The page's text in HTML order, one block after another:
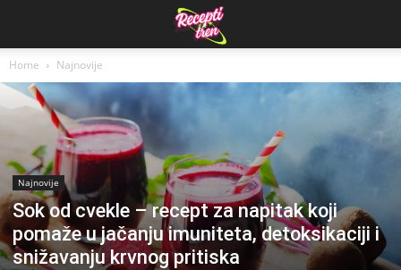
Home Najnovije
Najnovije
Sok od cvekle – recept za napitak koji
pomaže u jačanju imuniteta, detoksikaciji i
snižavanju krvnog pritiska